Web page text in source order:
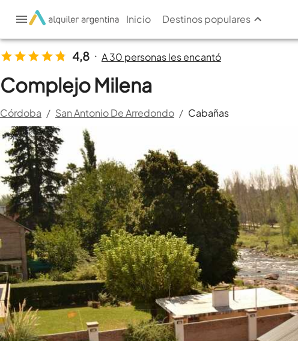
Inicio Destinos populares
4,8 • A 30 personas les encantó
Complejo Milena
Córdoba / San Antonio De Arredondo / Cabañas